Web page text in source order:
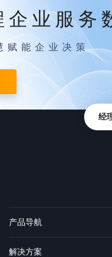
企业服务
赋能企业决策
产品导航
解决方案
经